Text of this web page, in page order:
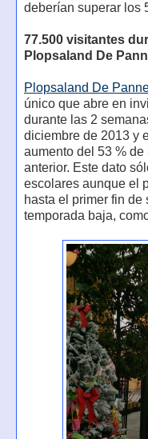
deberían superar los
77.500 visitantes
Plopsaland De
Plopsaland De
único que abre en
durante las 2
diciembre de 2013 y
aumento del 53 %
anterior. Este dato
escolares aunque el
hasta el primer fin
temporada baja,